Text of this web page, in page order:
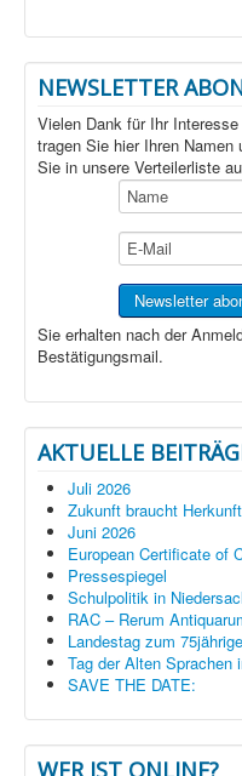
NEWSLETTER
Vielen Dank für Ihr
tragen Sie hier Ihren
Sie in unsere Verteilerliste
Sie erhalten nach der
Bestätigungsmail.
AKTUELLE
Juli 2026
Zukunft braucht Herkunft
Juni 2026
European Certificate of
Pressespiegel
Schulpolitik in
RAC – Rerum
Landestag zum
Tag der Alten Sprachen
SAVE THE DATE:
WER IST ONLINE?